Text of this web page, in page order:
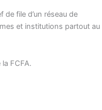
file d’un réseau de
et institutions partout au
FCFA.